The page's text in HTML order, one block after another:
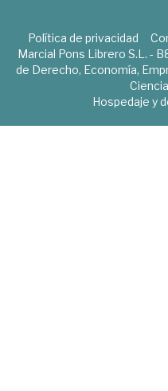
Política de privacidad
Marcial Pons Librero S.L. -
de Derecho, Economía,
Hospedaje y